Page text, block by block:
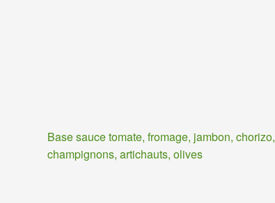
Base sauce tomate, fromage, jambon, chorizo,
champignons, artichauts, olives